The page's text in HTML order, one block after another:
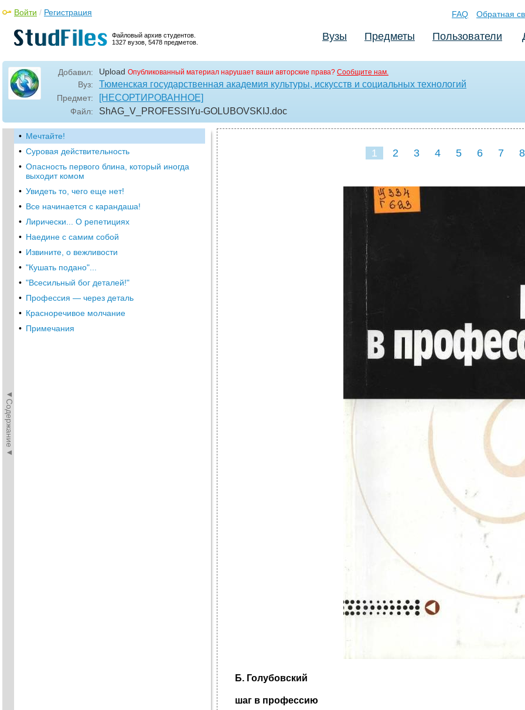
Файловый архив студентов.
1327 вузов, 5478 предметов.
Войти / Регистрация FAQ Обратная
Вузы Предметы Пользователи
Добавил: Upload Опубликованный материал нарушает ваши авторские права? Сообщите нам.
Вуз: Тюменская государственная академия культуры, искусств и социальных технологий
Предмет: [НЕСОРТИРОВАННОЕ]
Файл: ShAG_V_PROFESSIYu-GOLUBOVSKIJ.doc
◄Содержание◄
• Мечтайте!
• Суровая действительность
• Опасность первого блина, который иногда
выходит комом
• Увидеть то, чего еще нет!
• Все начинается с карандаша!
• Лирически... О репетициях
• Наедине с самим собой
• Извините, о вежливости
• "Кушать подано"...
• "Всесильный бог деталей!"
• Профессия — через деталь
• Красноречивое молчание
• Примечания
1 2 3 4 5 6 7 8
Б. Голубовский
шаг в профессию